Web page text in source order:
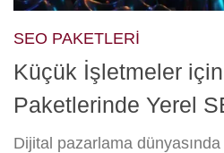
SEO PAKETLERI
Küçük İşletmeler
Paketlerinde Yerel
Dijital pazarlama